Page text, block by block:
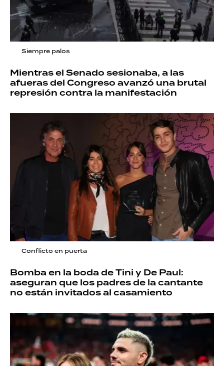
Siempre palos
Mientras el Senado sesionaba, a las
afueras del Congreso avanzó una brutal
represión contra la manifestación
Conflicto en puerta
Bomba en la boda de Tini y De Paul:
aseguran que los padres de la cantante
no están invitados al casamiento